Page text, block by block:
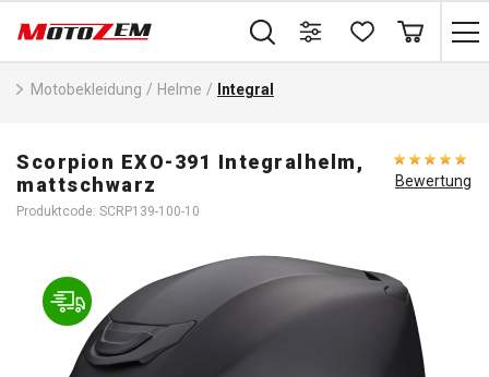
Motobekleidung / Helme / Integral
Scorpion EXO-391 Integralhelm,
mattschwarz
Produktcode: SCRP139-100-10
Bewertung